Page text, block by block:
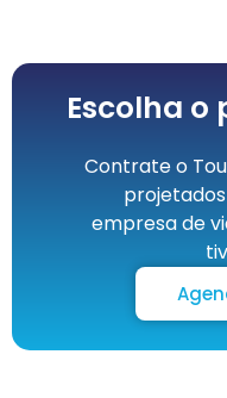
Escolha
Contrate o
empresa de